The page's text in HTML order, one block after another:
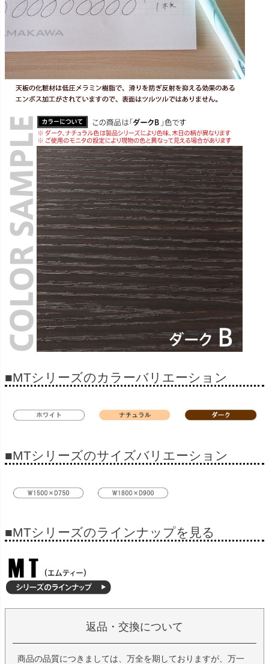
■MTシリーズのカラーバリエーション
■MTシリーズのサイズバリエーション
■MTシリーズのラインナップを見る
返品・交換について
商品の品質につきましては、万全を期しておりますが、万一